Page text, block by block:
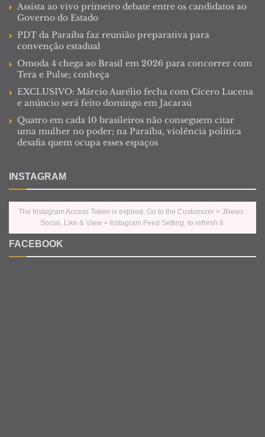
Assista ao vivo primeiro debate entre os candidatos ao
Governo do Estado
PDT da Paraíba faz reunião preparativa para
convenção estadual
Omoda 4 chega ao Brasil em 2026 para concorrer com
Tera e Pulse; conheça
EXCLUSIVO: Márcio Aurélio fecha com Cícero Lucena
e anúncio será feito domingo em Jacaraú
Quatro em cada 10 brasileiros não conseguem citar
uma mulher no poder; na Paraíba, violência política
desafia quem ocupa esses espaços
INSTAGRAM
The Instagram Access Token is expired, Go to the Customizer > JNews :
Social, Like & View > Instagram Feed Setting, to refresh it.
FACEBOOK